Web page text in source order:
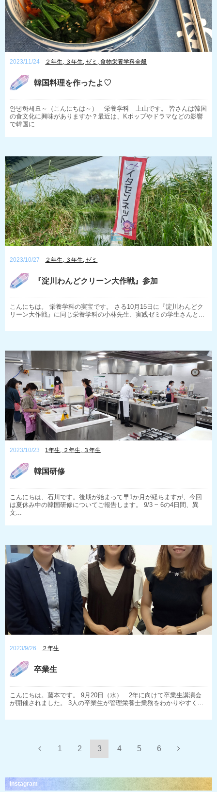
2023/11/24 ２年生, ３年生,ゼミ ,食物栄養学科全般
韓国料理を作ったよ♡
안녕하세요～（こんにちは～） 栄養学科 上山です。 皆さんは韓国
の食文化に興味がありますか？最近は、Kポップやドラマなどの影響
で韓国に...
2023/10/27 ２年生, ３年生,ゼミ
『淀川わんどクリーン大作戦』参加
こんにちは。 栄養学科の実宝です。 さる10月15日に『淀川わんどク
リーン大作戦』に同じ栄養学科の小林先生、実践ゼミの学生さんと...
2023/10/23 1年生, ２年生, ３年生
韓国研修
こんにちは、石川です。後期が始まって早1か月が経ちますが、今回
は夏休み中の韓国研修についてご報告します。 9/3 ~ 6の4日間、異
文...
2023/9/26 ２年生
卒業生
こんにちは。藤本です。 9月20日（水） 2年に向けて卒業生講演会
が開催されました。 3人の卒業生が管理栄養士業務をわかりやすく...
1 2 3 4 5 6
Instagram